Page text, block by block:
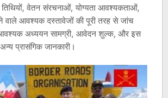
तिथियों, वेतन संरचनाओं, योग्यता आवश्यकताओं,
वाले आवश्यक दस्तावेजों की पूरी तरह से जांच
आवश्यक अध्ययन सामग्री, आवेदन शुल्क, और इस
प्रासंगिक जानकारी।